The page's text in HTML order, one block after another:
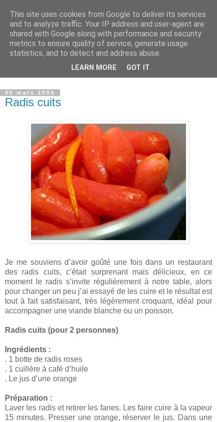
Sucré - Salé
La particularité de mes recettes : j’associe souvent le sucré-
salé et je suis toujours attentive aux quantités de gras et de
sucre, (petit défaut professionnel:je suis diététicienne...)
30 mars 2006
Radis cuits
Je me souviens d’avoir goûté une fois dans un restaurant
des radis cuits, c’était surprenant mais délicieux, en ce
moment le radis s’invite régulièrement à notre table, alors
pour changer un peu j’ai essayé de les cuire et le résultat est
tout à fait satisfaisant, très légèrement croquant, idéal pour
accompagner une viande blanche ou un poisson.
Radis cuits (pour 2 personnes)
Ingrédients :
. 1 botte de radis roses
. 1 cuillère à café d’huile
. Le jus d’une orange
Préparation :
Laver les radis et retirer les fanes. Les faire cuire à la vapeur
15 minutes. Presser une orange, réserver le jus. Dans une
This site uses cookies from Google to deliver its services
and to analyze traffic. Your IP address and user-agent are
shared with Google along with performance and security
metrics to ensure quality of service, generate usage
statistics, and to detect and address abuse.
LEARN MORE GOT IT